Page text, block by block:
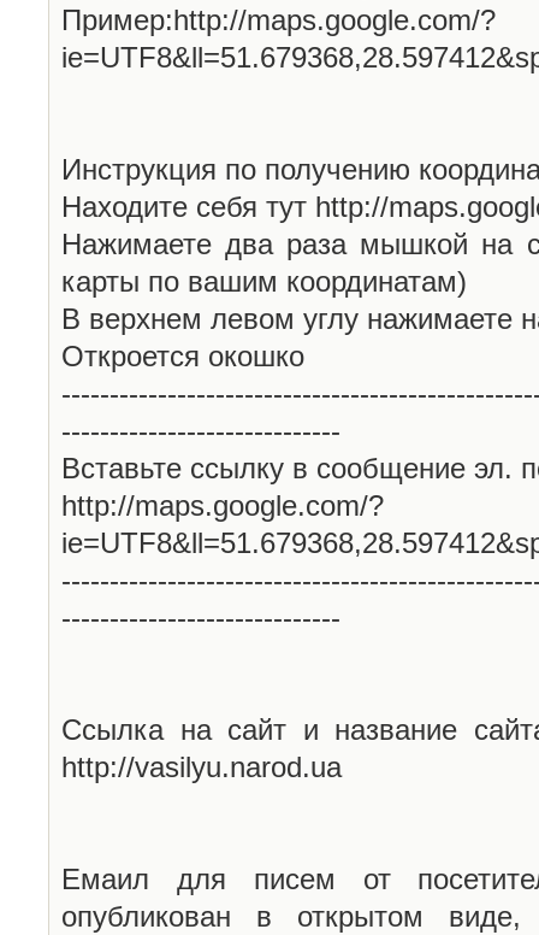
Пример:http://maps.google.com/?
Инструкция по получению
Находите себя тут http://
Нажимаете два раза мышкой на
карты по вашим координатам)
В верхнем левом углу нажимаете
Откроется окошко
-----------------------------
Вставьте ссылку в сообщение эл.
http://maps.google.com/?
-----------------------------
Ссылка на сайт и название
http://vasilyu.narod.ua
Емаил для писем от
опубликован в открытом